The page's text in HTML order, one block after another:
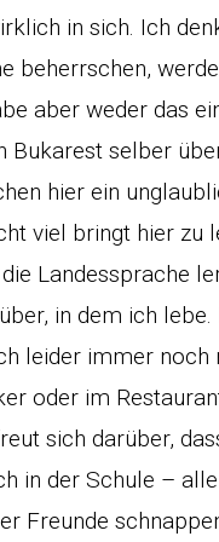
in sich. Ich
beherrschen,
aber weder das
Bukarest selber
hier ein
viel bringt hier zu
Landessprache
in dem ich
leider immer
oder im
sich darüber,
in der Schule –
Freunde